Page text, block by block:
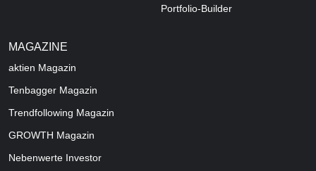
Portfolio-Builder
MAGAZINE
aktien Magazin
Tenbagger Magazin
Trendfollowing Magazin
GROWTH Magazin
Nebenwerte Investor